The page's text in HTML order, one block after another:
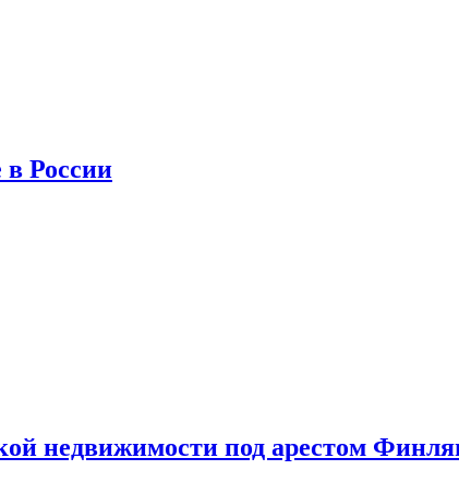
в России
недвижимости под арестом